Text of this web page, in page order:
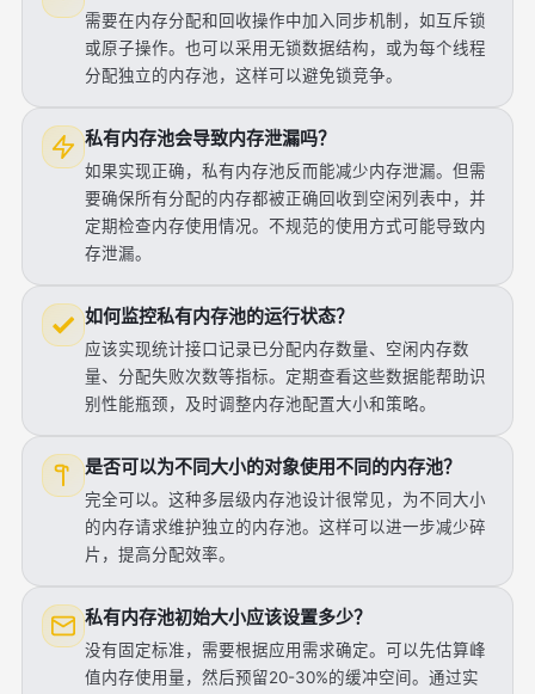
需要在内存分配和回收操作中加入同步机制，如互斥锁
或原子操作。也可以采用无锁数据结构，或为每个线程
分配独立的内存池，这样可以避免锁竞争。
私有内存池会导致内存泄漏吗？
如果实现正确，私有内存池反而能减少内存泄漏。但需
要确保所有分配的内存都被正确回收到空闲列表中，并
定期检查内存使用情况。不规范的使用方式可能导致内
存泄漏。
如何监控私有内存池的运行状态？
应该实现统计接口记录已分配内存数量、空闲内存数
量、分配失败次数等指标。定期查看这些数据能帮助识
别性能瓶颈，及时调整内存池配置大小和策略。
是否可以为不同大小的对象使用不同的内存池？
完全可以。这种多层级内存池设计很常见，为不同大小
的内存请求维护独立的内存池。这样可以进一步减少碎
片，提高分配效率。
私有内存池初始大小应该设置多少？
没有固定标准，需要根据应用需求确定。可以先估算峰
值内存使用量，然后预留20-30%的缓冲空间。通过实